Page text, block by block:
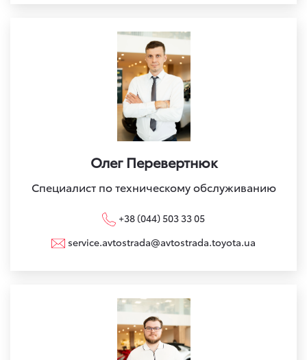
Олег Перевертнюк
Специалист по техническому обслуживанию
+38 (044) 503 33 05
service.avtostrada@avtostrada.toyota.ua